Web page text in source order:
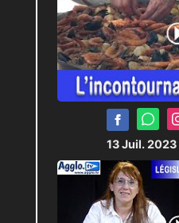
13 Juil. 2023